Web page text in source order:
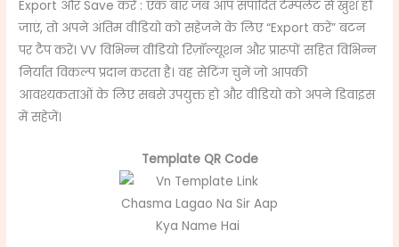
Export और Save करें : एक बार जब आप संपादित टेम्पलेट से खुश हो
जाएं, तो अपने अंतिम वीडियो को सहेजने के लिए “Export करें” बटन
पर टैप करें। VV विभिन्न वीडियो रिज़ॉल्यूशन और प्रारूपों सहित विभिन्न
निर्यात विकल्प प्रदान करता है। वह सेटिंग चुनें जो आपकी
आवश्यकताओं के लिए सबसे उपयुक्त हो और वीडियो को अपने डिवाइस
में सहेजें।
Template QR Code